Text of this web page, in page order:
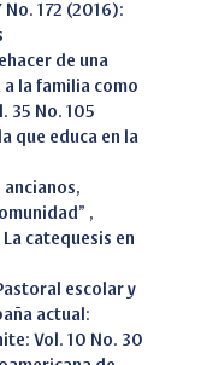
No. 172 (2016):
de una
la familia como
35 No. 105
que educa en la
ancianos,
,
catequesis en
escolar y
actual:
Vol. 10 No. 30